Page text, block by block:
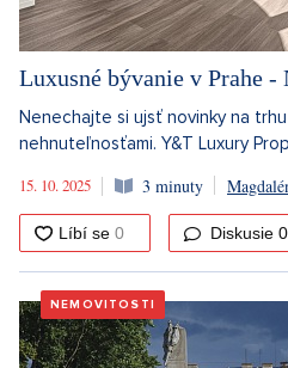
Luxusné bývanie v Prahe
Nenechajte si ujsť novinky na trhu
nehnuteľnosťami. Y&T Luxury
15. 10. 2025
3 minuty
Diskusie 0
NEMOVITOSTI